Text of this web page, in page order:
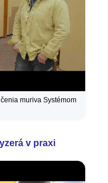
muriva Systémom
v praxi